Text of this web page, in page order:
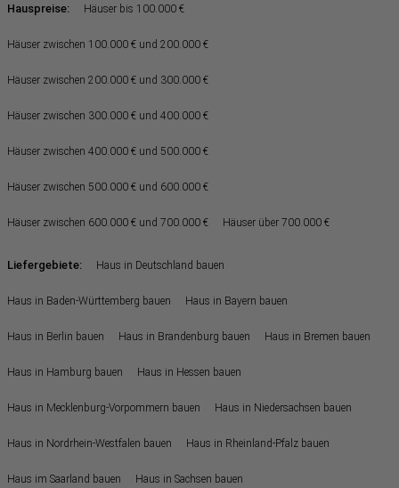
Hauspreise: Häuser bis 100.000 €
Häuser zwischen 100.000 € und 200.000 €
Häuser zwischen 200.000 € und 300.000 €
Häuser zwischen 300.000 € und 400.000 €
Häuser zwischen 400.000 € und 500.000 €
Häuser zwischen 500.000 € und 600.000 €
Häuser zwischen 600.000 € und 700.000 € Häuser über 700.000 €
Liefergebiete: Haus in Deutschland bauen
Haus in Baden-Württemberg bauen Haus in Bayern bauen
Haus in Berlin bauen Haus in Brandenburg bauen Haus in Bremen bauen
Haus in Hamburg bauen Haus in Hessen bauen
Haus in Mecklenburg-Vorpommern bauen Haus in Niedersachsen bauen
Haus in Nordrhein-Westfalen bauen Haus in Rheinland-Pfalz bauen
Haus im Saarland bauen Haus in Sachsen bauen